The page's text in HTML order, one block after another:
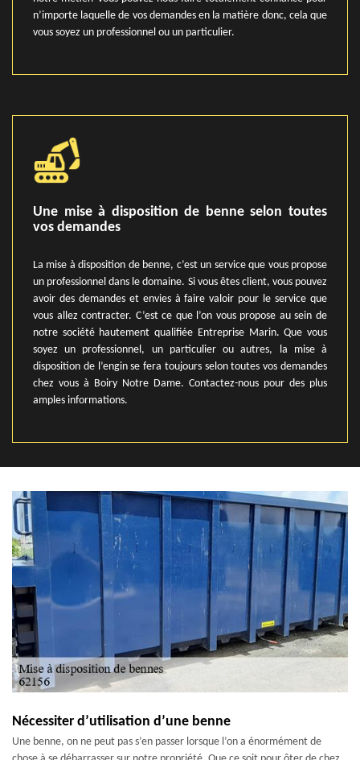
n’importe laquelle de vos demandes en la matière donc, cela que
vous soyez un professionnel ou un particulier.
Une mise à disposition de benne selon toutes
vos demandes
La mise à disposition de benne, c’est un service que vous propose
un professionnel dans le domaine. Si vous êtes client, vous pouvez
avoir des demandes et envies à faire valoir pour le service que
vous allez contracter. C’est ce que l’on vous propose au sein de
notre société hautement qualifiée Entreprise Marin. Que vous
soyez un professionnel, un particulier ou autres, la mise à
disposition de l’engin se fera toujours selon toutes vos demandes
chez vous à Boiry Notre Dame. Contactez-nous pour des plus
amples informations.
Nécessiter d’utilisation d’une benne
Une benne, on ne peut pas s’en passer lorsque l’on a énormément de